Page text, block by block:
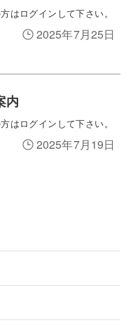
はログインして下さい。
2025年7月25日
内
はログインして下さい。
2025年7月19日